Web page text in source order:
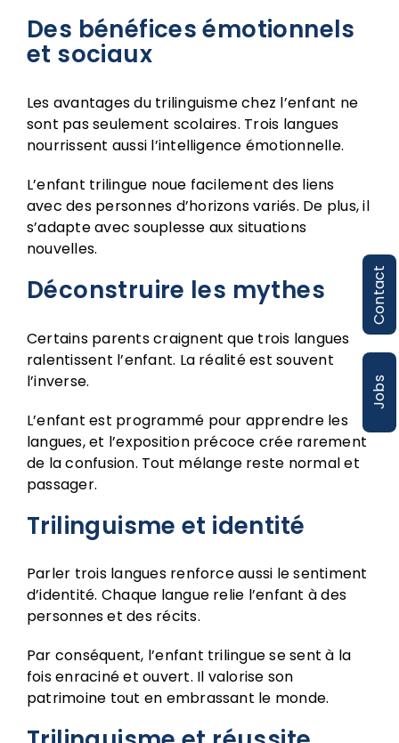
Des bénéfices émotionnels
et sociaux
Les avantages du trilinguisme chez l’enfant ne
sont pas seulement scolaires. Trois langues
nourrissent aussi l’intelligence émotionnelle.
L’enfant trilingue noue facilement des liens
avec des personnes d’horizons variés. De plus, il
s’adapte avec souplesse aux situations
nouvelles.
Déconstruire les mythes
Certains parents craignent que trois langues
ralentissent l’enfant. La réalité est souvent
l’inverse.
L’enfant est programmé pour apprendre les
langues, et l’exposition précoce crée rarement
de la confusion. Tout mélange reste normal et
passager.
Trilinguisme et identité
Parler trois langues renforce aussi le sentiment
d’identité. Chaque langue relie l’enfant à des
personnes et des récits.
Par conséquent, l’enfant trilingue se sent à la
fois enraciné et ouvert. Il valorise son
patrimoine tout en embrassant le monde.
Contact
Jobs